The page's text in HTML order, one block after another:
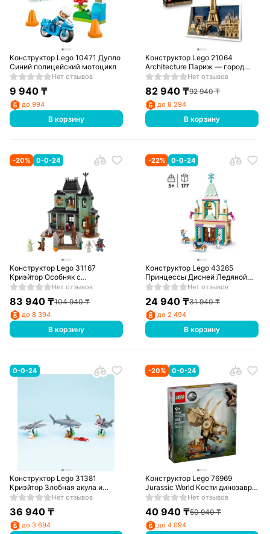
Конструктор Lego 10471 Дупло
Синий полицейский мотоцикл
Нет отзывов
9 940₸
до 994
В корзину
Конструктор Lego 21064
Architecture Париж — город
любви
Нет отзывов
82 940 ₸92 940₸
до 8 294
В корзину
-20% 0-0-24
Конструктор Lego 31167
Криэйтор Особняк с
привидениямиНет отзывов
83 940₸104 940₸
до 8 394
В корзину
-22% 0-0-24
Конструктор Lego 43265
Принцессы Дисней Ледяной
замок ЭренделлНет отзывов
24 940 ₸31 940₸
до 2 494
В корзину
0-0-24
Конструктор Lego 31381
Криэйтор Злобная акула и
сундук с сокровищами
Нет отзывов
36 940₸
до 3 694
-20% 0-0-24
Конструктор Lego 76969
Jurassic World Кости динозавра:
череп трицератопса
Нет отзывов
40 940 ₸50 940₸
до 4 094